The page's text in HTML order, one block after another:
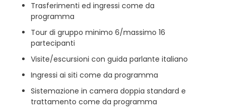
Trasferimenti ed ingressi come da
programma
Tour di gruppo minimo 6/massimo 16
partecipanti
Visite/escursioni con guida parlante italiano
Ingressi ai siti come da programma
Sistemazione in camera doppia standard e
trattamento come da programma